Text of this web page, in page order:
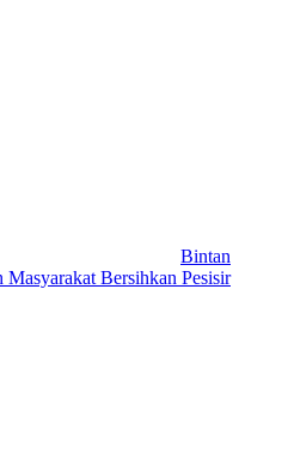
Bintan
Bersihkan Pesisir